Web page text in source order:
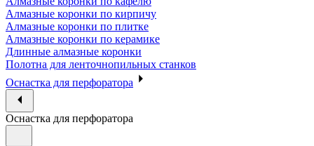
Алмазные коронки по кирпичу
Алмазные коронки по плитке
Алмазные коронки по керамике
Длинные алмазные коронки
Полотна для ленточнопильных станков
Оснастка для перфоратора
Оснастка для перфоратора